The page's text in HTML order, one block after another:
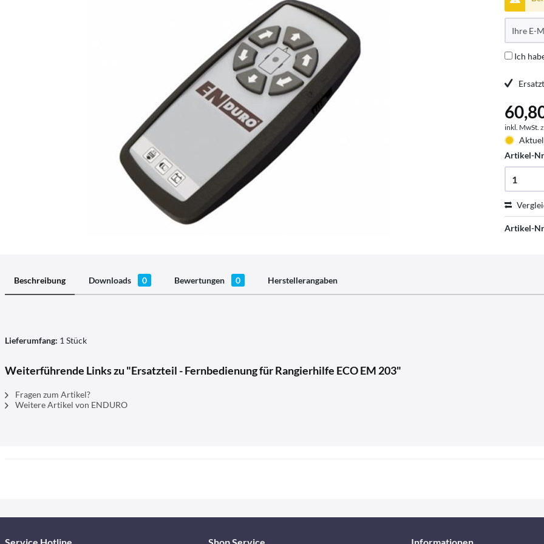
Ich
inkl. MwSt.
Artikel-
Artikel-
Beschreibung Downloads 0 Bewertungen 0 Herstellerangaben
Lieferumfang: 1 Stück
Weiterführende Links zu "Ersatzteil - Fernbedienung für Rangierhilfe ECO EM 203"
Fragen zum Artikel?
Weitere Artikel von ENDURO